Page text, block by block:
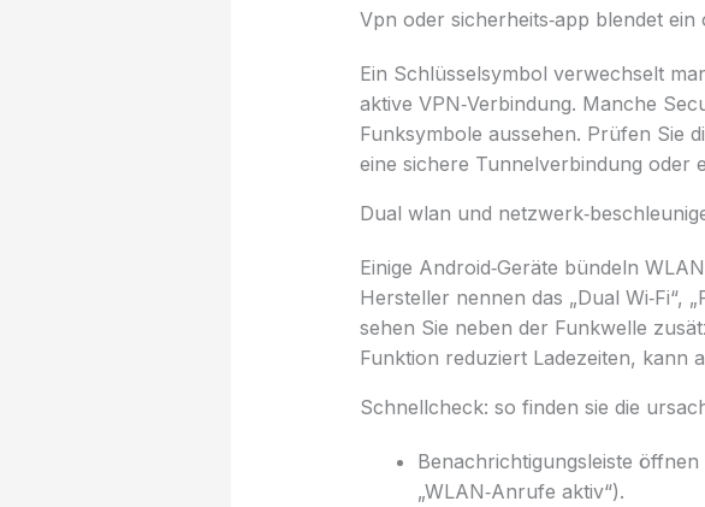
Vpn oder sicherheits‑app blendet ein
Ein Schlüsselsymbol verwechselt
aktive VPN‑Verbindung. Manche
Funksymbole aussehen. Prüfen Sie
eine sichere Tunnelverbindung oder
Dual wlan und
Einige Android‑Geräte bündeln
Hersteller nennen das „Dual Wi‑Fi“,
sehen Sie neben der Funkwelle
Funktion reduziert Ladezeiten, kann
Schnellcheck: so finden sie die
Benachrichtigungsleiste
„WLAN‑Anrufe aktiv“).